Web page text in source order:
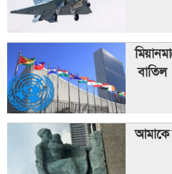
বাতিল
আমাকে